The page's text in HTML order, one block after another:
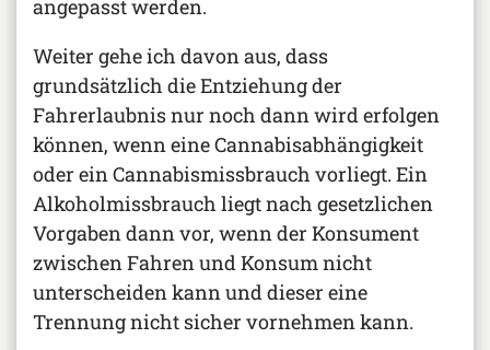
angepasst werden.
Weiter gehe ich davon aus, dass
grundsätzlich die Entziehung der
Fahrerlaubnis nur noch dann wird erfolgen
können, wenn eine Cannabisabhängigkeit
oder ein Cannabismissbrauch vorliegt. Ein
Alkoholmissbrauch liegt nach gesetzlichen
Vorgaben dann vor, wenn der Konsument
zwischen Fahren und Konsum nicht
unterscheiden kann und dieser eine
Trennung nicht sicher vornehmen kann.